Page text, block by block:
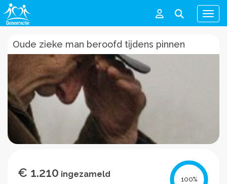
Menu
Oude zieke man beroofd tijdens pinnen
€ 1.210 ingezameld
100%